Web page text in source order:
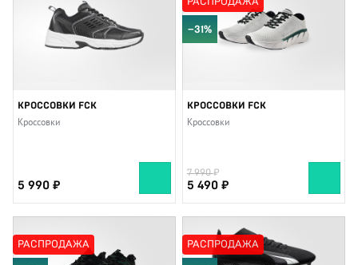
КРОССОВКИ FCK
Кроссовки
5 990
−31%
КРОССОВКИ FCK
Кроссовки
7 990
5 490
РАСПРОДАЖА РАСПРОДАЖА